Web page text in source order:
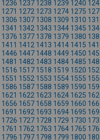
1236 1237 1238 1239 1240
1271 1272 1273 1274 1275
1306 1307 1308 1309 1310
1341 1342 1343 1344 1345
1376 1377 1378 1379 1380
1411 1412 1413 1414 1415
1446 1447 1448 1449 1450
1481 1482 1483 1484 1485
1516 1517 1518 1519 1520
1551 1552 1553 1554 1555
1586 1587 1588 1589 1590
1621 1622 1623 1624 1625
1656 1657 1658 1659 1660
1691 1692 1693 1694 1695
1726 1727 1728 1729 1730
1761 1762 1763 1764 1765
1796 1797 1798 1799 1800